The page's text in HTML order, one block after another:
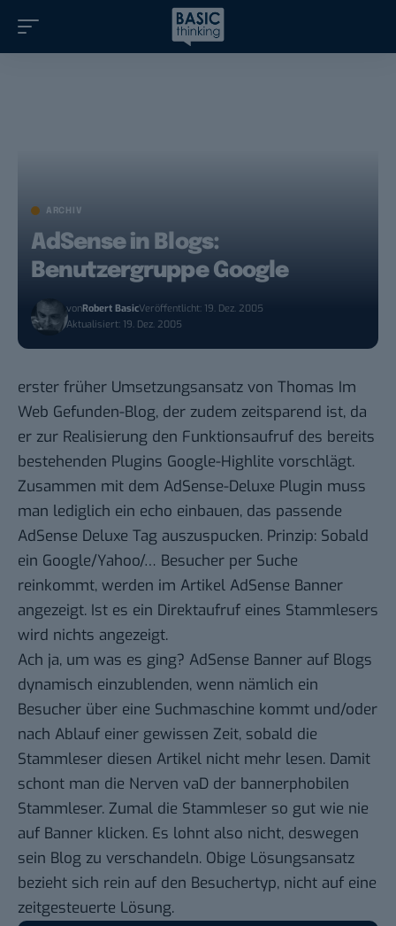
ARCHIV
AdSense in Blogs:
Benutzergruppe Google
vonRobert BasicVeröffentlicht: 19. Dez. 2005
Aktualisiert: 19. Dez. 2005
erster früher Umsetzungsansatz von Thomas Im
Web Gefunden-Blog, der zudem zeitsparend ist, da
er zur Realisierung den Funktionsaufruf des bereits
bestehenden Plugins Google-Highlite vorschlägt.
Zusammen mit dem AdSense-Deluxe Plugin muss
man lediglich ein echo einbauen, das passende
AdSense Deluxe Tag auszuspucken. Prinzip: Sobald
ein Google/Yahoo/… Besucher per Suche
reinkommt, werden im Artikel AdSense Banner
angezeigt. Ist es ein Direktaufruf eines Stammlesers
wird nichts angezeigt.
Ach ja, um was es ging? AdSense Banner auf Blogs
dynamisch einzublenden, wenn nämlich ein
Besucher über eine Suchmaschine kommt und/oder
nach Ablauf einer gewissen Zeit, sobald die
Stammleser diesen Artikel nicht mehr lesen. Damit
schont man die Nerven vaD der bannerphobilen
Stammleser. Zumal die Stammleser so gut wie nie
auf Banner klicken. Es lohnt also nicht, deswegen
sein Blog zu verschandeln. Obige Lösungsansatz
bezieht sich rein auf den Besuchertyp, nicht auf eine
zeitgesteuerte Lösung.